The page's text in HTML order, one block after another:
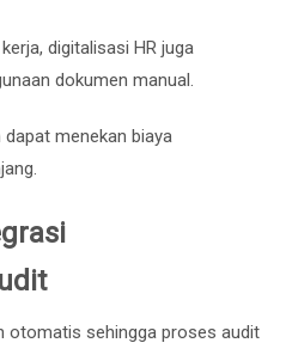
digitalisasi HR juga
dokumen manual.
dapat menekan biaya
otomatis sehingga proses audit